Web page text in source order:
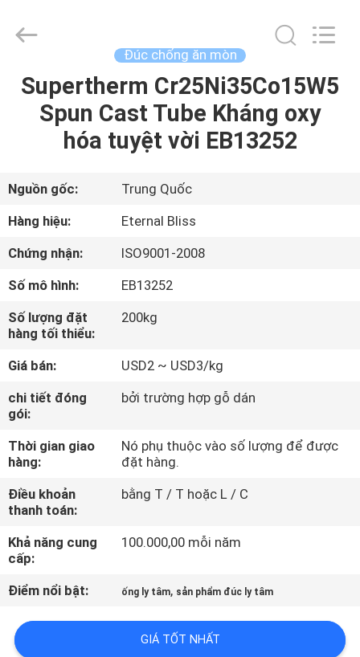
TRANG
CHỦ
SẢN
PHẨM
VỀ
CHÚNG
TÔI
THAM
QUAN
NHÀ
MÁY
KIỂM
SOÁT
CHẤT
LƯỢNG
Casting
Rights
Đúc chống ăn mòn
Supertherm Cr25Ni35Co15W5
Spun Cast Tube Kháng oxy
hóa tuyệt vời EB13252
Nguồn gốc:
Trung Quốc
Hàng hiệu:
Eternal Bliss
Chứng nhận:
ISO9001-2008
Số mô hình:
EB13252
Số lượng đặt
hàng tối thiểu:
200kg
Giá bán:
USD2 ~ USD3/kg
chi tiết đóng
gói:
bởi trường hợp gỗ dán
Thời gian giao
hàng:
Nó phụ thuộc vào số lượng để được
đặt hàng.
Điều khoản
thanh toán:
bằng T / T hoặc L / C
Khả năng cung
cấp:
100.000,00 mỗi năm
Điểm nổi bật: ống ly tâm, sản phẩm đúc ly tâm
GIÁ TỐT NHẤT